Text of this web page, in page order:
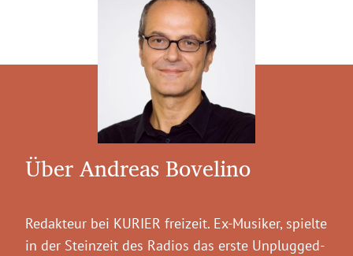
Über Andreas Bovelino
Redakteur bei KURIER freizeit. Ex-Musiker, spielte
in der Steinzeit des Radios das erste Unplugged-